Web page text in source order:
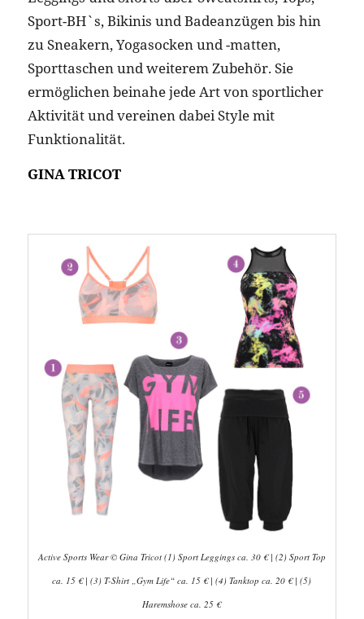
Sport-BH`s, Bikinis und Badeanzügen bis hin
zu Sneakern, Yogasocken und -matten,
Sporttaschen und weiterem Zubehör. Sie
ermöglichen beinahe jede Art von sportlicher
Aktivität und vereinen dabei Style mit
Funktionalität.
GINA TRICOT
Active Sports Wear © Gina Tricot (1) Sport Leggings ca. 30 € | (2) Sport Top
ca. 15 € | (3) T-Shirt „Gym Life“ ca. 15 € | (4) Tanktop ca. 20 € | (5)
Haremshose ca. 25 €